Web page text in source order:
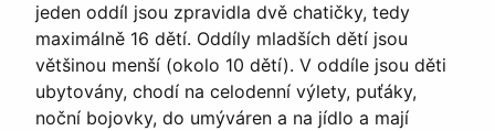
jeden oddíl jsou zpravidla dvě chatičky, tedy
maximálně 16 dětí. Oddíly mladších dětí jsou
většinou menší (okolo 10 dětí). V oddíle jsou děti
ubytovány, chodí na celodenní výlety, puťáky,
noční bojovky, do umýváren a na jídlo a mají